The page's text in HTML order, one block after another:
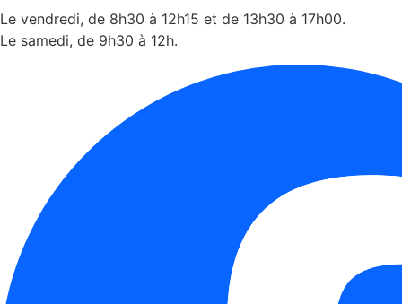
Le vendredi, de 8h30 à 12h15 et de 13h30 à 17h00.
Le samedi, de 9h30 à 12h.